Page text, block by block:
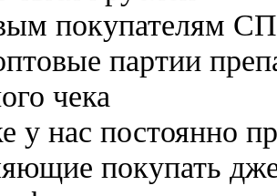
покупателям
партии
чека
у нас постоянно
покупать